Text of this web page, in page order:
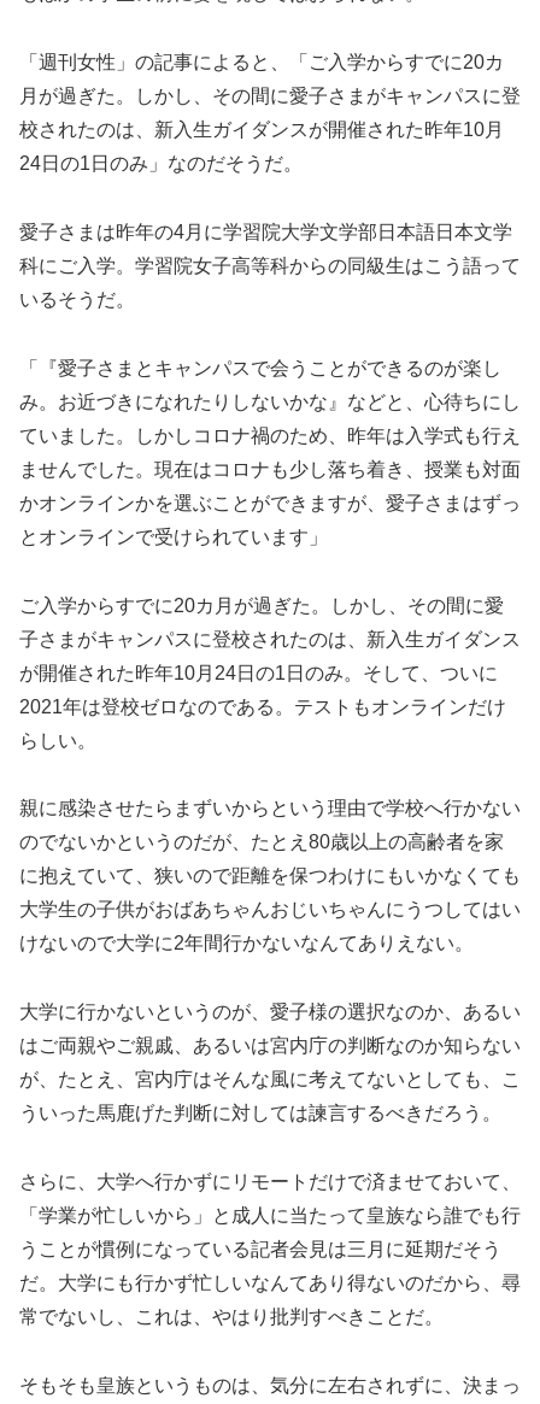
「週刊女性」の記事によると、「ご入学からすでに20カ
月が過ぎた。しかし、その間に愛子さまがキャンパスに登
校されたのは、新入生ガイダンスが開催された昨年10月
24日の1日のみ」なのだそうだ。
愛子さまは昨年の4月に学習院大学文学部日本語日本文学
科にご入学。学習院女子高等科からの同級生はこう語って
いるそうだ。
「『愛子さまとキャンパスで会うことができるのが楽し
み。お近づきになれたりしないかな』などと、心待ちにし
ていました。しかしコロナ禍のため、昨年は入学式も行え
ませんでした。現在はコロナも少し落ち着き、授業も対面
かオンラインかを選ぶことができますが、愛子さまはずっ
とオンラインで受けられています」
ご入学からすでに20カ月が過ぎた。しかし、その間に愛
子さまがキャンパスに登校されたのは、新入生ガイダンス
が開催された昨年10月24日の1日のみ。そして、ついに
2021年は登校ゼロなのである。テストもオンラインだけ
らしい。
親に感染させたらまずいからという理由で学校へ行かない
のでないかというのだが、たとえ80歳以上の高齢者を家
に抱えていて、狭いので距離を保つわけにもいかなくても
大学生の子供がおばあちゃんおじいちゃんにうつしてはい
けないので大学に2年間行かないなんてありえない。
大学に行かないというのが、愛子様の選択なのか、あるい
はご両親やご親戚、あるいは宮内庁の判断なのか知らない
が、たとえ、宮内庁はそんな風に考えてないとしても、こ
ういった馬鹿げた判断に対しては諫言するべきだろう。
さらに、大学へ行かずにリモートだけで済ませておいて、
「学業が忙しいから」と成人に当たって皇族なら誰でも行
うことが慣例になっている記者会見は三月に延期だそう
だ。大学にも行かず忙しいなんてあり得ないのだから、尋
常でないし、これは、やはり批判すべきことだ。
そもそも皇族というものは、気分に左右されずに、決まっ